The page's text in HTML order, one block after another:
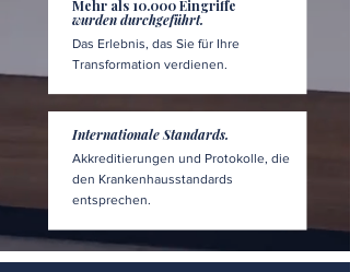
Mehr als 10.000 Eingriffe
wurden durchgeführt.
Das Erlebnis, das Sie für Ihre
Transformation verdienen.
Internationale Standards.
Akkreditierungen und Protokolle, die
den Krankenhausstandards
entsprechen.